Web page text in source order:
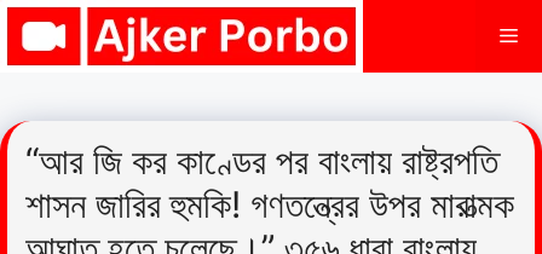
Skip
“আর জি কর কাণ্ডের পর বাংলায় রাষ্ট্রপতি
শাসন জারির হুমকি! গণতন্ত্রের উপর মারাত্মক